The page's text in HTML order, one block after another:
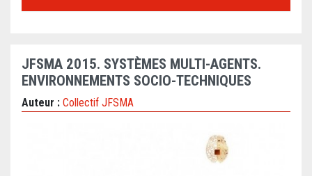
JFSMA 2015. SYSTÈMES MULTI-AGENTS.
ENVIRONNEMENTS SOCIO-TECHNIQUES
Auteur : Collectif JFSMA